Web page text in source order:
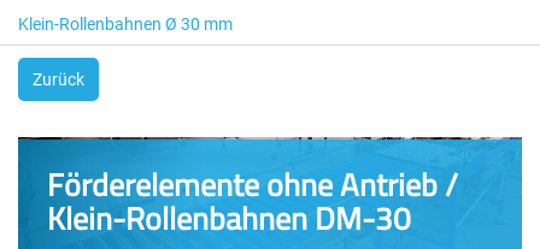
Klein-Rollenbahnen Ø 30 mm
Zurück
Förderelemente ohne Antrieb /
Klein-Rollenbahnen DM-30